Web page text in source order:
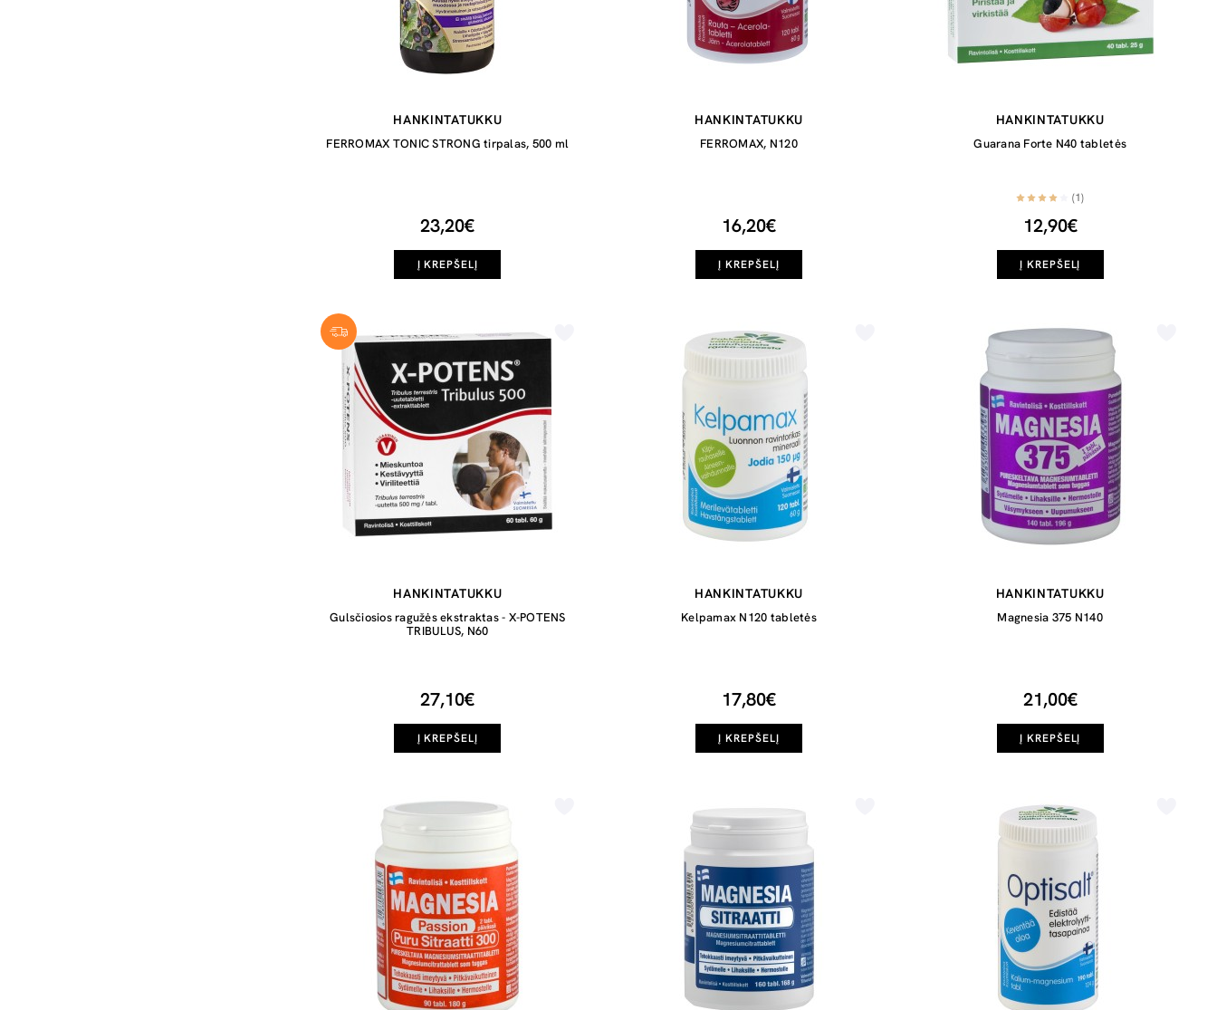
HANKINTATUKKU
FERROMAX TONIC STRONG tirpalas, 500 ml
23,20€
Į KREPŠELĮ
HANKINTATUKKU
FERROMAX, N120
16,20€
Į KREPŠELĮ
HANKINTATUKKU
Guarana Forte N40 tabletės
(1)
12,90€
Į KREPŠELĮ
HANKINTATUKKU
Gulsčiosios ragužės ekstraktas - X-POTENS
TRIBULUS, N60
27,10€
Į KREPŠELĮ
HANKINTATUKKU
Kelpamax N120 tabletės
17,80€
Į KREPŠELĮ
HANKINTATUKKU
Magnesia 375 N140
21,00€
Į KREPŠELĮ